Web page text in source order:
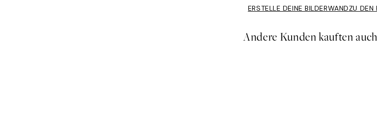
ERSTELLE DEINE BILDERWANDZU DEN
Andere Kunden kauften auch